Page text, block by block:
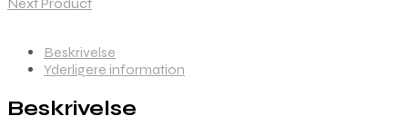
Next Product
Beskrivelse
Yderligere information
Beskrivelse